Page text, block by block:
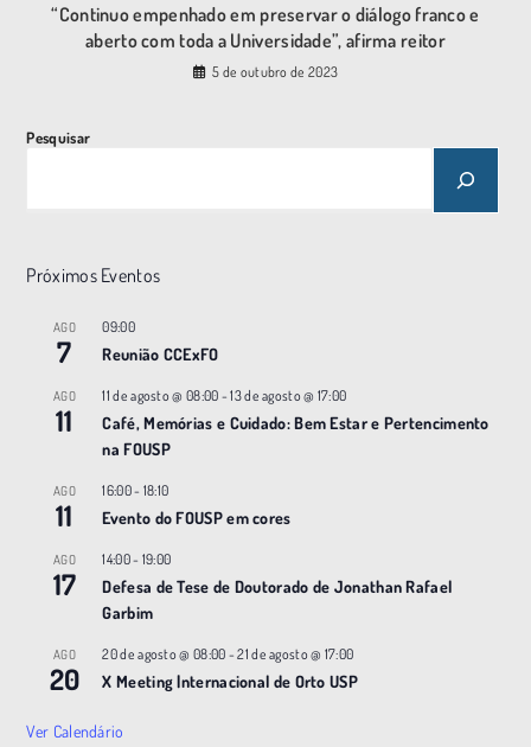
“Continuo empenhado em preservar o diálogo franco e
aberto com toda a Universidade”, afirma reitor
5 de outubro de 2023
Pesquisar
Próximos Eventos
AGO
7
09:00
Reunião CCExFO
AGO
11
11 de agosto @ 08:00 -13 de agosto @ 17:00
Café, Memórias e Cuidado: Bem Estar e Pertencimento
na FOUSP
AGO
11
16:00- 18:10
Evento do FOUSP em cores
AGO
17
14:00- 19:00
Defesa de Tese de Doutorado de Jonathan Rafael
Garbim
AGO
20
20 de agosto @ 08:00 -21 de agosto @ 17:00
X Meeting |nternacional de Orto USP
Ver Calendário